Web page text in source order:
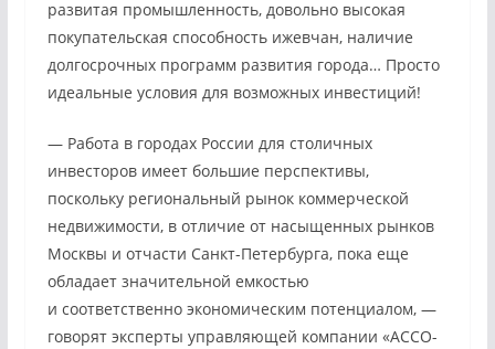
развитая промышленность, довольно высокая
покупательская способность ижевчан, наличие
долгосрочных программ развития города… Просто
идеальные условия для возможных инвестиций!
— Работа в городах России для столичных
инвесторов имеет большие перспективы,
поскольку региональный рынок коммерческой
недвижимости, в отличие от насыщенных рынков
Москвы и отчасти Санкт-Петербурга, пока еще
обладает значительной емкостью
и соответственно экономическим потенциалом, —
говорят эксперты управляющей компании «АССО-